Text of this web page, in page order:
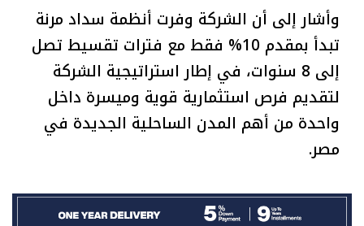
وأشار إلى أن الشركة وفرت أنظمة سداد مرنة
تبدأ بمقدم 10% فقط مع فترات تقسيط تصل
إلى 8 سنوات، في إطار استراتيجية الشركة
لتقديم فرص استثمارية قوية وميسرة داخل
واحدة من أهم المدن الساحلية الجديدة في
مصر.